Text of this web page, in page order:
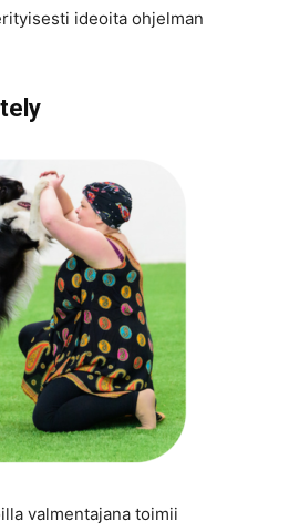
ideoita ohjelman
valmentajana toimii